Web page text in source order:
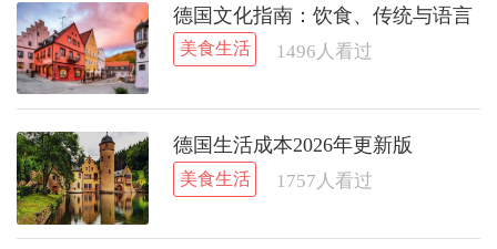
德国文化指南：饮食、传统与语言
美食生活 1496 人看过
德国生活成本2026年更新版
美食生活 1757 人看过